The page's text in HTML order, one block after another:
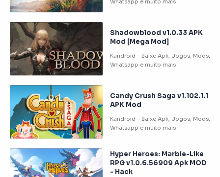
Shadowblood v1.0.33 APK
Mod [Mega Mod]
Candy Crush Saga v1.102.1.1
APK Mod
Hyper Heroes: Marble-Like
RPG v1.0.6.56909 Apk MOD
- Hack